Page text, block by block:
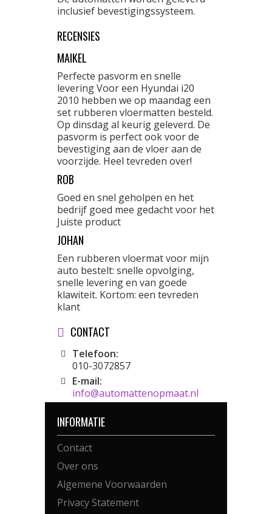
inclusief bevestigingssysteem.
RECENSIES
MAIKEL
Perfecte pasvorm en snelle
levering Voor een Hyundai i20
2010 hebben we op maandag een
set rubberen vloermatten besteld.
Op dinsdag al keurig geleverd. De
pasvorm is perfect ook voor de
bevestiging aan de vloer aan de
voorzijde. Heel tevreden over!
ROB
Goed en snel geholpen en het
bedrijf goed mee gedacht voor het
Juiste product
JOHAN
Een rubberen vloermat voor mijn
auto bestelt: snelle opvolging,
snelle levering en van goede
klawiteit. Kortom: een tevreden
klant
CONTACT
Telefoon:
010-3072857
E-mail:
info@automattenopmaat.nl
INFORMATIE
Contact
Over ons
Algemene Voorwaarden
Privacy Statement